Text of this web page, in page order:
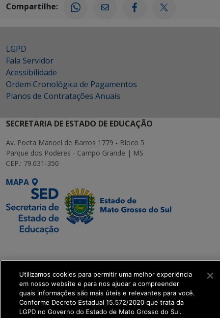
Compartilhe:
LGPD
Fala Servidor
Acessibilidade
Ordem Cronológica de Pagamentos
Planos de Contratações Anuais
SECRETARIA DE ESTADO DE EDUCAÇÃO
Av. Poeta Manoel de Barros 1779 - Bloco 5
Parque dos Poderes - Campo Grande | MS
CEP.: 79.031-350
MAPA
Executiva de
Transformação Digital
get_footer();
Utilizamos cookies para permitir uma melhor experiência
em nosso website e para nos ajudar a compreender
quais informações são mais úteis e relevantes para você.
Conforme Decreto Estadual 15.572/2020 que trata da
LGPD no Governo do Estado de Mato Grosso do Sul.